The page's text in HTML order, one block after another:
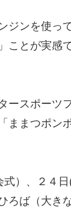
ジンを使っ
ことが実感
ースポーツ
ままつポン
）、２４
ろば（大き